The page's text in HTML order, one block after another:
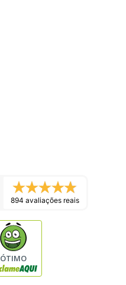
894 avaliações reais
ÓTIMO